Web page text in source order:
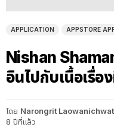
APPLICATION APPSTORE
Nishan
อินไปกับเนื้อเรื่อ
โดย Narongrit
8 ปีที่แล้ว